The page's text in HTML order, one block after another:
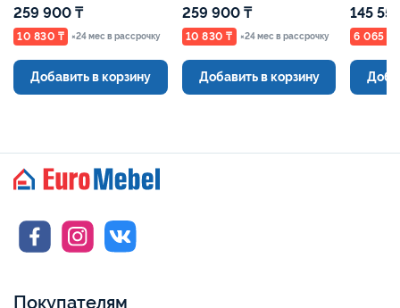
Персидский жемчуг/
Мадура, Евромебель
259 900 ₸
10 830 ₸ ×24 мес в рассрочку
Добавить в корзину
Персидский жемчуг/
Мадура, Евромебель
259 900 ₸
10 830 ₸ ×24 мес в рассрочку
Добавить в корзину
145
6 065 ₸
Покупателям